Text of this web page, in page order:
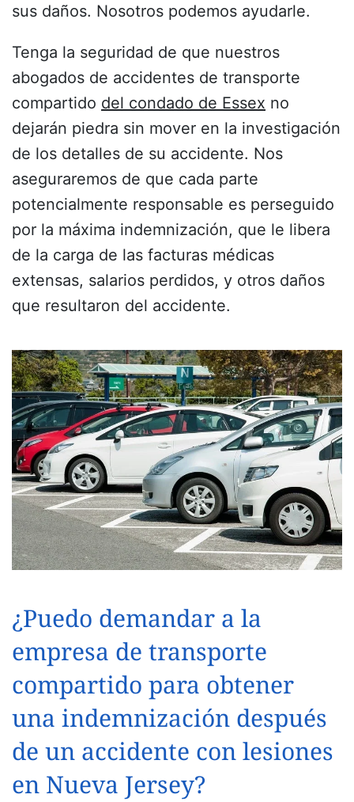
sus daños. Nosotros podemos ayudarle.
Tenga la seguridad de que nuestros
abogados de accidentes de transporte
compartido del condado de Essex no
dejarán piedra sin mover en la investigación
de los detalles de su accidente. Nos
aseguraremos de que cada parte
potencialmente responsable es perseguido
por la máxima indemnización, que le libera
de la carga de las facturas médicas
extensas, salarios perdidos, y otros daños
que resultaron del accidente.
¿Puedo demandar a la
empresa de transporte
compartido para obtener
una indemnización después
de un accidente con lesiones
en Nueva Jersey?